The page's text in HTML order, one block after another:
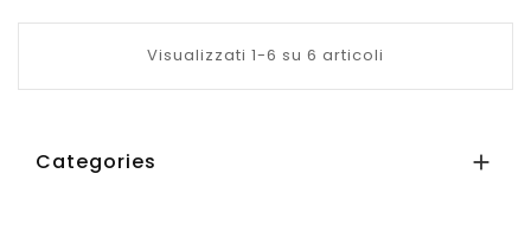
Visualizzati 1-6 su 6 articoli
Categories 